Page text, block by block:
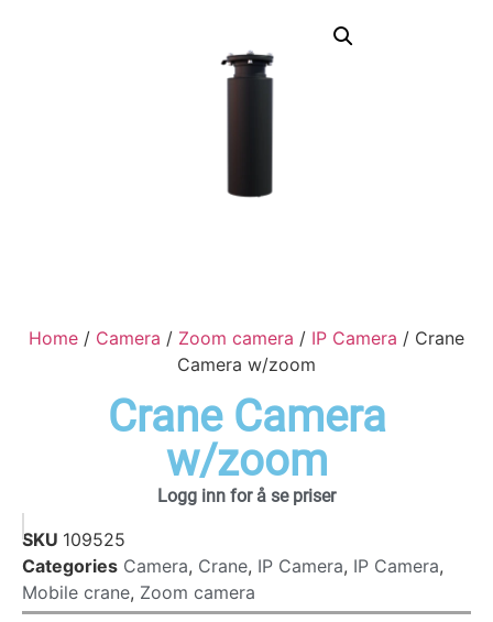
Home / Camera / Zoom camera / IP Camera / Crane
Camera w/zoom
Crane Camera
w/zoom
Logg inn for å se priser
SKU 109525
Categories Camera, Crane, IP Camera, IP Camera,
Mobile crane, Zoom camera